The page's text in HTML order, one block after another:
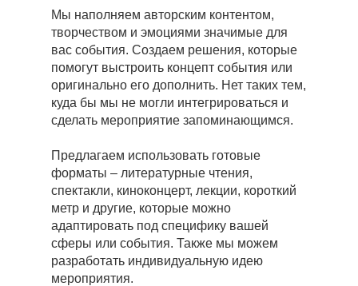
Мы наполняем авторским контентом,
творчеством и эмоциями значимые для
вас события. Создаем решения, которые
помогут выстроить концепт события или
оригинально его дополнить. Нет таких тем,
куда бы мы не могли интегрироваться и
сделать мероприятие запоминающимся.
Предлагаем использовать готовые
форматы – литературные чтения,
спектакли, киноконцерт, лекции, короткий
метр и другие, которые можно
адаптировать под специфику вашей
сферы или события. Также мы можем
разработать индивидуальную идею
мероприятия.